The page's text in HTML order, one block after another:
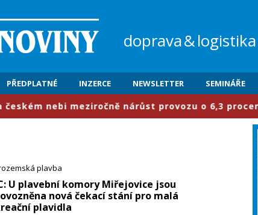
doprava&logistika
PŘEDPLATNÉ INZERCE NEWSLETTER SEMINÁŘE
meziročně nárůst provozu o 6,3 procenta
plavba
U plavební komory Miřejovice jsou
nová čekací stání pro malá
plavidla